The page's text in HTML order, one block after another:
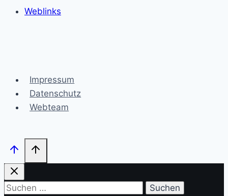
Weblinks
Impressum
Datenschutz
Webteam
Suchen